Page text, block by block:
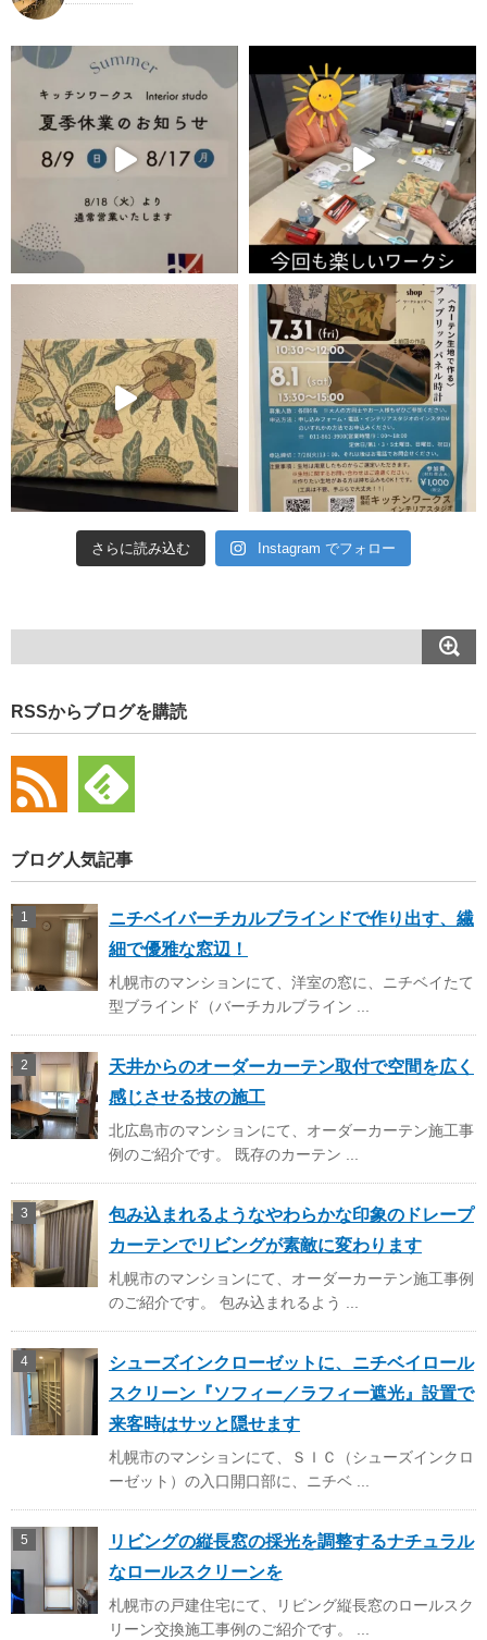
さらに読み込む Instagram でフォロー
RSSからブログを購読
ブログ人気記事
ニチベイバーチカルブラインドで作り出す、繊
細で優雅な窓辺！
札幌市のマンションにて、洋室の窓に、ニチベイたて
型ブラインド（バーチカルブライン ...
天井からのオーダーカーテン取付で空間を広く
感じさせる技の施工
北広島市のマンションにて、オーダーカーテン施工事
例のご紹介です。 既存のカーテン ...
包み込まれるようなやわらかな印象のドレープ
カーテンでリビングが素敵に変わります
札幌市のマンションにて、オーダーカーテン施工事例
のご紹介です。 包み込まれるよう ...
シューズインクローゼットに、ニチベイロール
スクリーン『ソフィー／ラフィー遮光』設置で
来客時はサッと隠せます
札幌市のマンションにて、ＳＩＣ（シューズインクロ
ーゼット）の入口開口部に、ニチベ ...
リビングの縦長窓の採光を調整するナチュラル
なロールスクリーンを
札幌市の戸建住宅にて、リビング縦長窓のロールスク
リーン交換施工事例のご紹介です。 ...